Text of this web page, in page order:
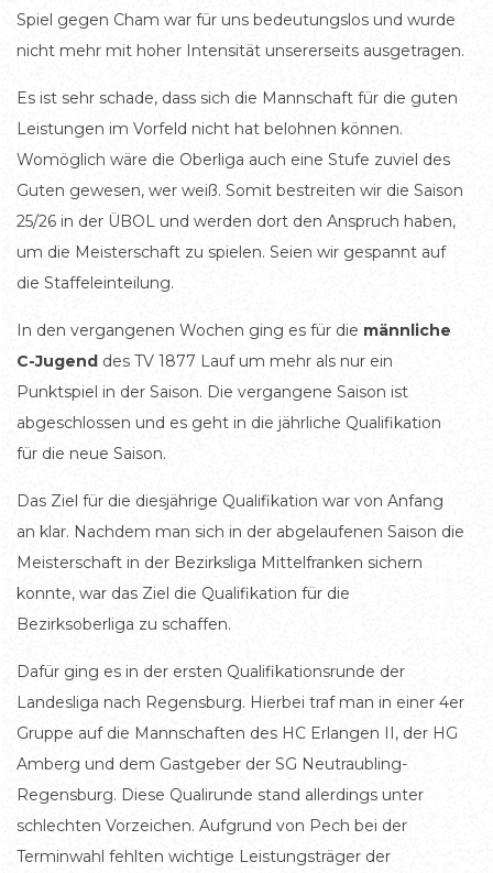
Spiel gegen Cham war für uns bedeutungslos und wurde
nicht mehr mit hoher Intensität unsererseits ausgetragen.
Es ist sehr schade, dass sich die Mannschaft für die guten
Leistungen im Vorfeld nicht hat belohnen können.
Womöglich wäre die Oberliga auch eine Stufe zuviel des
Guten gewesen, wer weiß. Somit bestreiten wir die Saison
25/26 in der ÜBOL und werden dort den Anspruch haben,
um die Meisterschaft zu spielen. Seien wir gespannt auf
die Staffeleinteilung.
In den vergangenen Wochen ging es für die männliche
C-Jugend des TV 1877 Lauf um mehr als nur ein
Punktspiel in der Saison. Die vergangene Saison ist
abgeschlossen und es geht in die jährliche Qualifikation
für die neue Saison.
Das Ziel für die diesjährige Qualifikation war von Anfang
an klar. Nachdem man sich in der abgelaufenen Saison die
Meisterschaft in der Bezirksliga Mittelfranken sichern
konnte, war das Ziel die Qualifikation für die
Bezirksoberliga zu schaffen.
Dafür ging es in der ersten Qualifikationsrunde der
Landesliga nach Regensburg. Hierbei traf man in einer 4er
Gruppe auf die Mannschaften des HC Erlangen II, der HG
Amberg und dem Gastgeber der SG Neutraubling-
Regensburg. Diese Qualirunde stand allerdings unter
schlechten Vorzeichen. Aufgrund von Pech bei der
Terminwahl fehlten wichtige Leistungsträger der